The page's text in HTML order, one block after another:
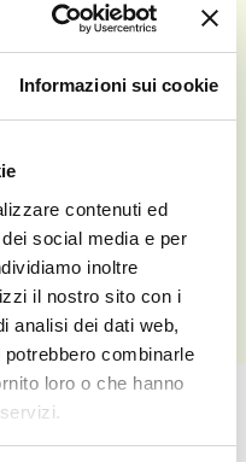
Informazioni sui cookie
contenuti ed
social media e per
inoltre
il nostro sito con i
analisi dei dati web,
combinarle
loro o che hanno